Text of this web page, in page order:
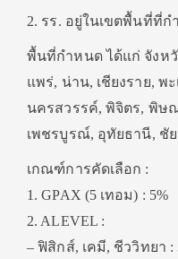
2. รร. อยู่ในเขตพื้นที่ที่ก
พื้นที่กำหนด ได้แก่ จังห
แพร่, น่าน, เชียงราย, พ
นครสวรรค์, พิจิตร, พิษ
เพชรบูรณ์, อุทัยธานี, ชั
เกณฑ์การคัดเลือก :
1. GPAX (5 เทอม) : 5%
2. ALEVEL :
– ฟิสิกส์, เคมี, ชีววิทยา :